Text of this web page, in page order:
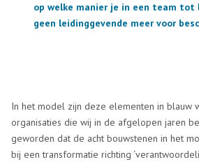
op welke manier je in een team
geen leidinggevende meer voor
In het model zijn deze elementen in blauw
organisaties die wij in de afgelopen jaren
geworden dat de acht bouwstenen in het
bij een transformatie richting